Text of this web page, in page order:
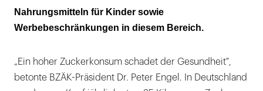
Nahrungsmitteln für Kinder sowie
Werbebeschränkungen in diesem Bereich.
„Ein hoher Zuckerkonsum schadet der Gesundheit",
betonte BZÄK-Präsident Dr. Peter Engel. In Deutschland